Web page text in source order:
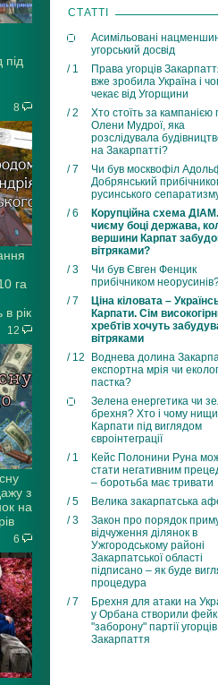
8
га
рік
12
з
на
6
СТАТТІ
Асимільовані
угорський досвід
/ 1
Права угорців
вже зробила Україна і
чекає від Угорщини
/ 2
Хто стоїть за кампанією
Олени Мудрої, яка
розслідувала
на Закарпатті?
/ 7
Чи був москвофіл
Добрянський
русинського
/ 6
Корупційна схема
чиєму боці держава,
вершини Карпат
вітряками?
/ 3
Чи був Євген Фенцик
прибічником
/ 7
Ціна кіловата –
Карпати. Сім
хребтів хочуть
вітряками
/ 12
Воднева долина
експортна мрія чи
пастка?
Зелена енергетика чи
брехня? Хто і чому
Карпати під виглядом
євроінтеграції
/ 1
Кейс Полонини Руна
стати негативним
– боротьба має тривати
/ 5
Велика закарпатська
/ 3
Закон про порядок
відчуження ділянок в
Ужгородському районі
Закарпатської області
підписано – як буде
процедура
/ 7
Брехня для атаки на
у Орбана створили
"заборону" партії угорців
Закарпаття